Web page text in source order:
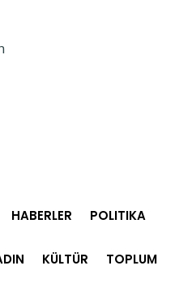
HABERLER POLITIKA
KÜLTÜR TOPLUM